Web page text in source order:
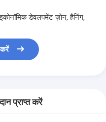
डेवलपमेंट ज़ोन, हैनिंग,
प्राप्त करें